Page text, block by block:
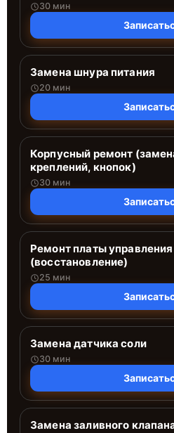
30 мин
Замена шнура питания
20 мин
Корпусный ремонт
креплений, кнопок)
30 мин
Ремонт платы управления
(восстановление)
25 мин
Замена датчика соли
30 мин
Замена заливного